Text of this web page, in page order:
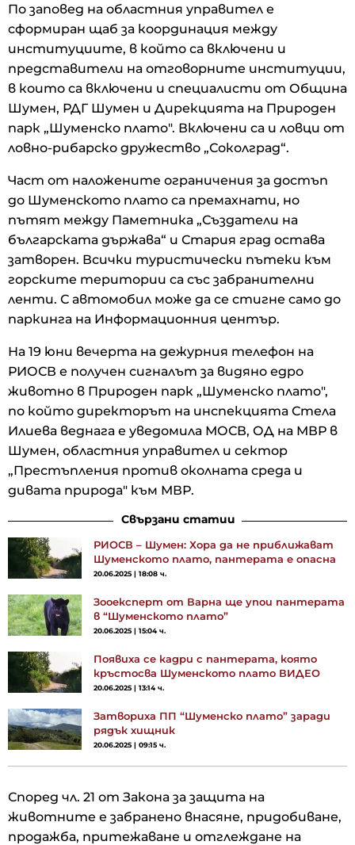
По заповед на областния управител е
сформиран щаб за координация между
институциите, в който са включени и
представители на отговорните институции,
в които са включени и специалисти от Община
Шумен, РДГ Шумен и Дирекцията на Природен
парк „Шуменско плато". Включени са и ловци от
ловно-рибарско дружество „Соколград“.
Част от наложените ограничения за достъп
до Шуменското плато са премахнати, но
пътят между Паметника „Създатели на
българската държава“ и Стария град остава
затворен. Всички туристически пътеки към
горските територии са със забранителни
ленти. С автомобил може да се стигне само до
паркинга на Информационния център.
На 19 юни вечерта на дежурния телефон на
РИОСВ е получен сигналът за видяно едро
животно в Природен парк „Шуменско плато",
по който директорът на инспекцията Стела
Илиева веднага е уведомила МОСВ, ОД на МВР в
Шумен, областния управител и сектор
„Престъпления против околната среда и
дивата природа" към МВР.
Свързани статии
РИОСВ – Шумен: Хора да не приближават
Шуменското плато, пантерата е опасна
20.06.2025 | 18:08 ч.
Зооексперт от Варна ще упои пантерата
в “Шуменското плато”
20.06.2025 | 15:04 ч.
Появиха се кадри с пантерата, която
кръстосва Шуменското плато ВИДЕО
20.06.2025 | 13:14 ч.
Затвориха ПП “Шуменско плато” заради
рядък хищник
20.06.2025 | 09:15 ч.
Според чл. 21 от Закона за защита на
животните е забранено внасяне, придобиване,
продажба, притежаване и отглеждане на